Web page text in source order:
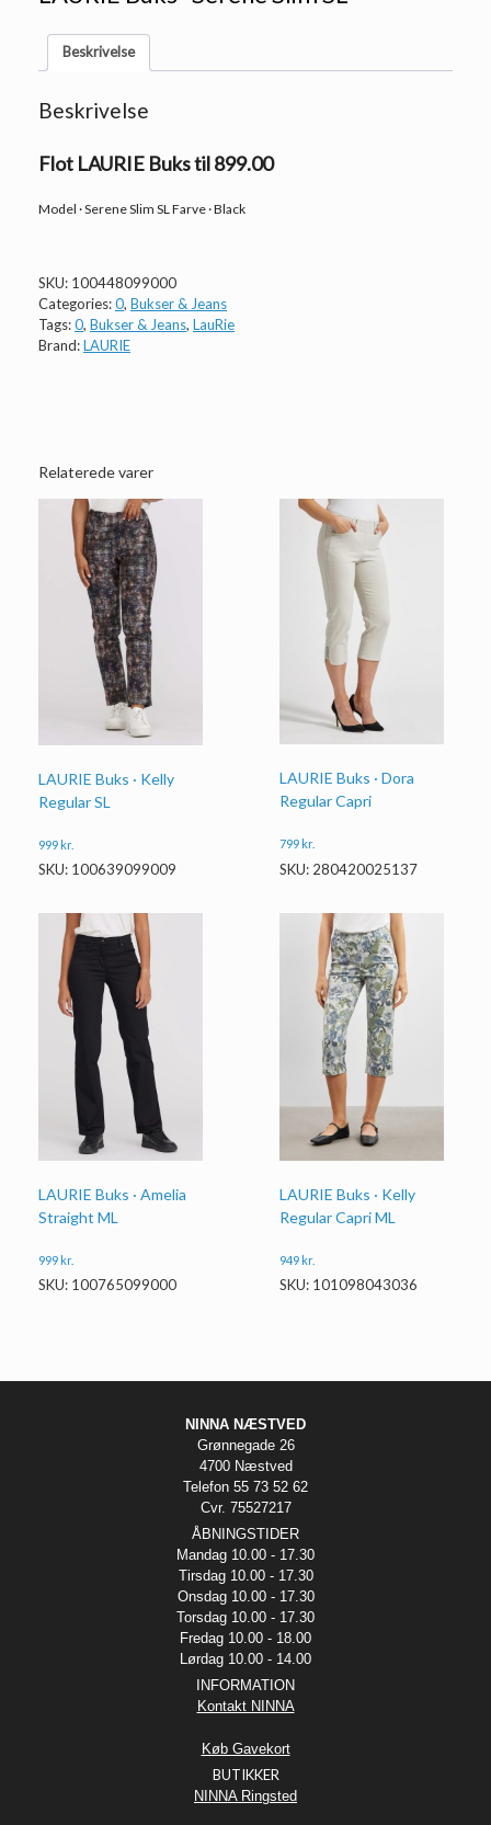
Beskrivelse
Beskrivelse
Flot LAURIE Buks til 899.00
Model · Serene Slim SL Farve · Black
SKU: 100448099000
Categories:0, Bukser & Jeans
Tags:0, Bukser & Jeans, LauRie
Brand:LAURIE
Relaterede varer
LAURIE Buks · Kelly
Regular SL
999kr.
SKU: 100639099009
LAURIE Buks · Dora
Regular Capri
799 kr.
SKU: 280420025137
LAURIE Buks · Amelia
Straight ML
999kr.
SKU: 100765099000
LAURIE Buks · Kelly
Regular Capri ML
949kr.
SKU: 101098043036
NINNA NÆSTVED
Grønnegade 26
4700 Næstved
Telefon 55 73 52 62
Cvr. 75527217
ÅBNINGSTIDER
Mandag 10.00 - 17.30
Tirsdag 10.00 - 17.30
Onsdag 10.00 - 17.30
Torsdag 10.00 - 17.30
Fredag 10.00 - 18.00
Lørdag 10.00 - 14.00
INFORMATION
Kontakt NINNA
Køb Gavekort
BUTIKKER
NINNA Ringsted